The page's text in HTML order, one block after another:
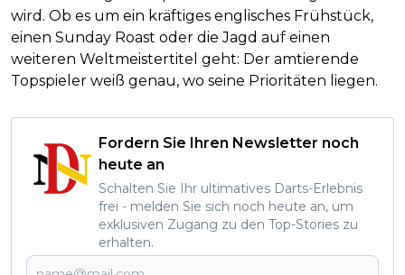
wird. Ob es um ein kräftiges englisches Frühstück,
einen Sunday Roast oder die Jagd auf einen
weiteren Weltmeistertitel geht: Der amtierende
Topspieler weiß genau, wo seine Prioritäten liegen.
Fordern Sie Ihren Newsletter noch
heute an
Schalten Sie Ihr ultimatives Darts-Erlebnis
frei - melden Sie sich noch heute an, um
exklusiven Zugang zu den Top-Stories zu
erhalten.